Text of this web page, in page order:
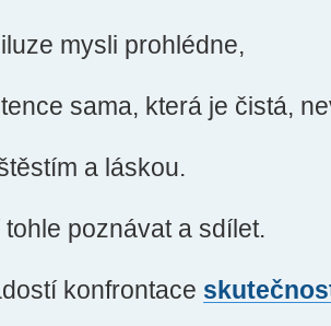
mysli prohlédne,
sama, která je čistá,
a láskou.
poznávat a sdílet.
konfrontace